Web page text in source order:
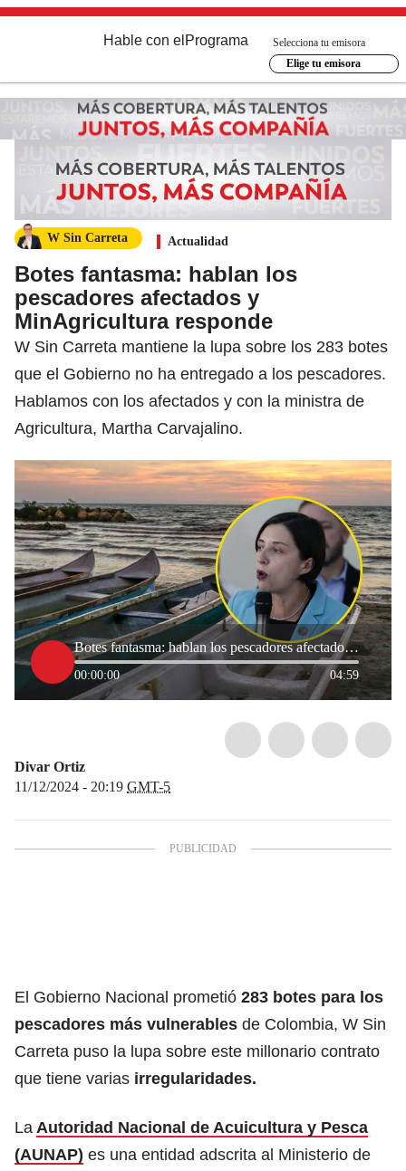
Hable con el Programa
Selecciona tu emisora
Elige tu emisora
W Sin Carreta Actualidad
Botes fantasma: hablan los
pescadores afectados y
MinAgricultura responde
W Sin Carreta mantiene la lupa sobre los 283 botes
que el Gobierno no ha entregado a los pescadores.
Hablamos con los afectados y con la ministra de
Agricultura, Martha Carvajalino.
Botes fantasma: hablan los pescadores afectados y MinAgricultura responde
00:00:00 04:59
Divar Ortiz
11/12/2024 - 20:19 GMT-5
El Gobierno Nacional prometió 283 botes para los
pescadores más vulnerables de Colombia, W Sin
Carreta puso la lupa sobre este millonario contrato
que tiene varias irregularidades.
La Autoridad Nacional de Acuicultura y Pesca
(AUNAP) es una entidad adscrita al Ministerio de